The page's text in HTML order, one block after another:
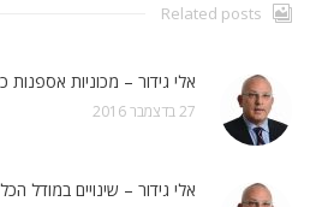
Related posts
אלי גידור – מכוניות
27 בדצמבר 2016
אלי גידור – שינויים במודל